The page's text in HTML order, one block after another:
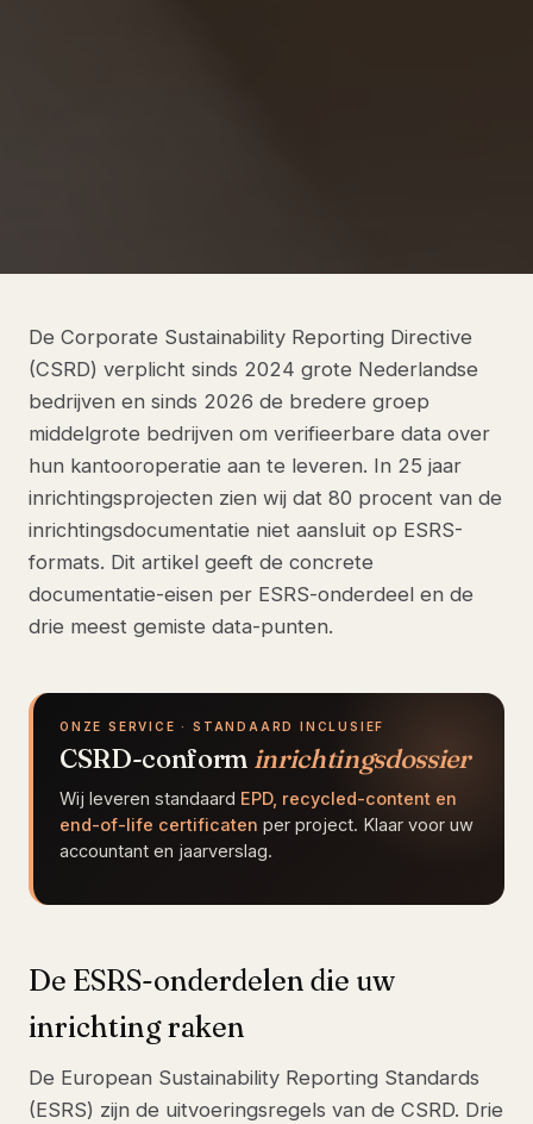
De Corporate Sustainability Reporting Directive
(CSRD) verplicht sinds 2024 grote Nederlandse
bedrijven en sinds 2026 de bredere groep
middelgrote bedrijven om verifieerbare data over
hun kantooroperatie aan te leveren. In 25 jaar
inrichtingsprojecten zien wij dat 80 procent van de
inrichtingsdocumentatie niet aansluit op ESRS-
formats. Dit artikel geeft de concrete
documentatie-eisen per ESRS-onderdeel en de
drie meest gemiste data-punten.
ONZE SERVICE · STANDAARD INCLUSIEF
CSRD-conform inrichtingsdossier
Wij leveren standaard EPD, recycled-content en
end-of-life certificaten per project. Klaar voor uw
accountant en jaarverslag.
De ESRS-onderdelen die uw
inrichting raken
De European Sustainability Reporting Standards
(ESRS) zijn de uitvoeringsregels van de CSRD. Drie